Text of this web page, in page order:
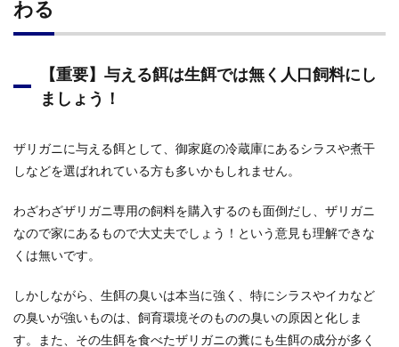
わる
【重要】与える餌は生餌では無く人口飼料にし
ましょう！
ザリガニに与える餌として、御家庭の冷蔵庫にあるシラスや煮干
しなどを選ばれれている方も多いかもしれません。
わざわざザリガニ専用の飼料を購入するのも面倒だし、ザリガニ
なので家にあるもので大丈夫でしょう！という意見も理解できな
くは無いです。
しかしながら、生餌の臭いは本当に強く、特にシラスやイカなど
の臭いが強いものは、飼育環境そのものの臭いの原因と化しま
す。また、その生餌を食べたザリガニの糞にも生餌の成分が多く